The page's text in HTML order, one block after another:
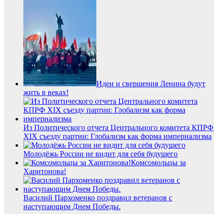
Идеи и свершения Ленина будут
жить в веках!
Из Политического отчета Центрального комитета КПРФ
XIX съезду партии: Глобализм как форма империализма
Молодёжь России не видит для себя будущего
Комсомольцы за
Харитонова!
Василий Пархоменко поздравил ветеранов с
наступающим Днем Победы.